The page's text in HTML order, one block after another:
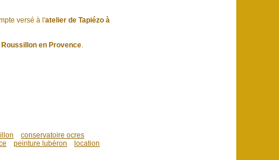
versé à l'atelier de Tapiézo à
en Provence.
conservatoire ocres
peinture lubéron
location